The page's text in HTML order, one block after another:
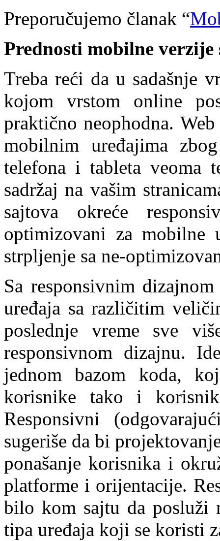
Preporučujemo članak “
Prednosti mobilne verzije
Treba reći da u sadašnje
kojom vrstom online
praktično neophodna.
mobilnim uređajima
telefona i tableta veoma
sadržaj na vašim
sajtova okreće
optimizovani za mobilne
strpljenje sa ne-
Sa responsivnim
uređaja sa različitim
poslednje vreme sve
responsivnom dizajnu.
jednom bazom koda,
korisnike tako i
Responsivni
sugeriše da bi
ponašanje korisnika i
platforme i orijentacije.
bilo kom sajtu da posluži
tipa uređaja koji se koristi